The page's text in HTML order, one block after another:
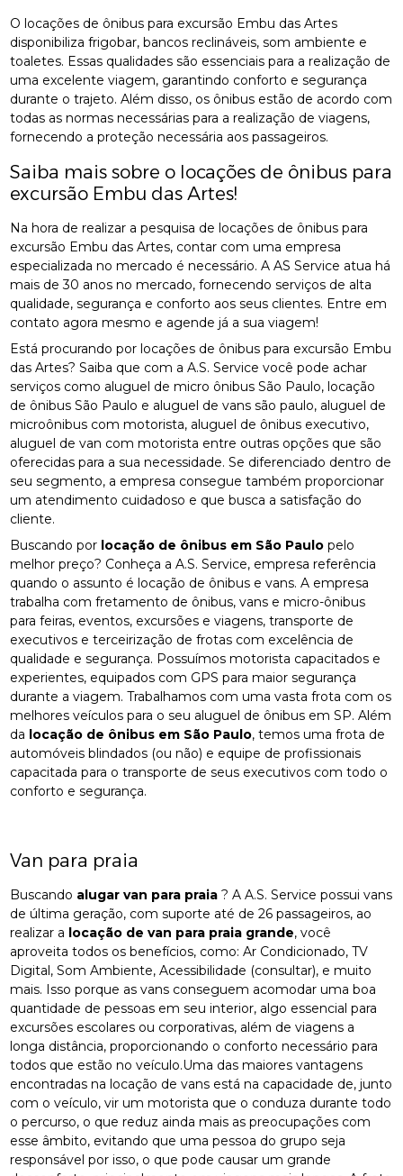
O locações de ônibus para excursão Embu das Artes
disponibiliza frigobar, bancos reclináveis, som ambiente e
toaletes. Essas qualidades são essenciais para a realização de
uma excelente viagem, garantindo conforto e segurança
durante o trajeto. Além disso, os ônibus estão de acordo com
todas as normas necessárias para a realização de viagens,
fornecendo a proteção necessária aos passageiros.
Saiba mais sobre o locações de ônibus para
excursão Embu das Artes!
Na hora de realizar a pesquisa de locações de ônibus para
excursão Embu das Artes, contar com uma empresa
especializada no mercado é necessário. A AS Service atua há
mais de 30 anos no mercado, fornecendo serviços de alta
qualidade, segurança e conforto aos seus clientes. Entre em
contato agora mesmo e agende já a sua viagem!
Está procurando por locações de ônibus para excursão Embu
das Artes? Saiba que com a A.S. Service você pode achar
serviços como aluguel de micro ônibus São Paulo, locação
de ônibus São Paulo e aluguel de vans são paulo, aluguel de
microônibus com motorista, aluguel de ônibus executivo,
aluguel de van com motorista entre outras opções que são
oferecidas para a sua necessidade. Se diferenciado dentro de
seu segmento, a empresa consegue também proporcionar
um atendimento cuidadoso e que busca a satisfação do
cliente.
Buscando por locação de ônibus em São Paulo pelo
melhor preço? Conheça a A.S. Service, empresa referência
quando o assunto é locação de ônibus e vans. A empresa
trabalha com fretamento de ônibus, vans e micro-ônibus
para feiras, eventos, excursões e viagens, transporte de
executivos e terceirização de frotas com excelência de
qualidade e segurança. Possuímos motorista capacitados e
experientes, equipados com GPS para maior segurança
durante a viagem. Trabalhamos com uma vasta frota com os
melhores veículos para o seu aluguel de ônibus em SP. Além
da locação de ônibus em São Paulo, temos uma frota de
automóveis blindados (ou não) e equipe de profissionais
capacitada para o transporte de seus executivos com todo o
conforto e segurança.
Van para praia
Buscando alugar van para praia ? A A.S. Service possui vans
de última geração, com suporte até de 26 passageiros, ao
realizar a locação de van para praia grande, você
aproveita todos os benefícios, como: Ar Condicionado, TV
Digital, Som Ambiente, Acessibilidade (consultar), e muito
mais. Isso porque as vans conseguem acomodar uma boa
quantidade de pessoas em seu interior, algo essencial para
excursões escolares ou corporativas, além de viagens a
longa distância, proporcionando o conforto necessário para
todos que estão no veículo.Uma das maiores vantagens
encontradas na locação de vans está na capacidade de, junto
com o veículo, vir um motorista que o conduza durante todo
o percurso, o que reduz ainda mais as preocupações com
esse âmbito, evitando que uma pessoa do grupo seja
responsável por isso, o que pode causar um grande